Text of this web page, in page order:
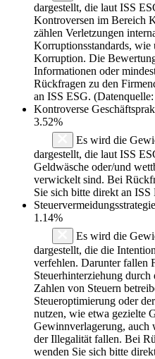
dargestellt, die laut ISS
Kontroversen im Bereich
zählen Verletzungen
Korruptionsstandards,
Korruption. Die
Informationen oder
Rückfragen zu den
an ISS ESG.
Kontroverse
3.52%
Es wird die
dargestellt, die laut ISS
Geldwäsche oder/und
verwickelt sind. Bei
Sie sich bitte direkt an
1.14%
Es wird die
dargestellt, die die
verfehlen. Darunter fallen
Steuerhinterziehung
Zahlen von Steuern
Steueroptimierung oder
nutzen, wie etwa gezielte
Gewinnverlagerung, auch
der Illegalität fallen. Bei
wenden Sie sich bitte